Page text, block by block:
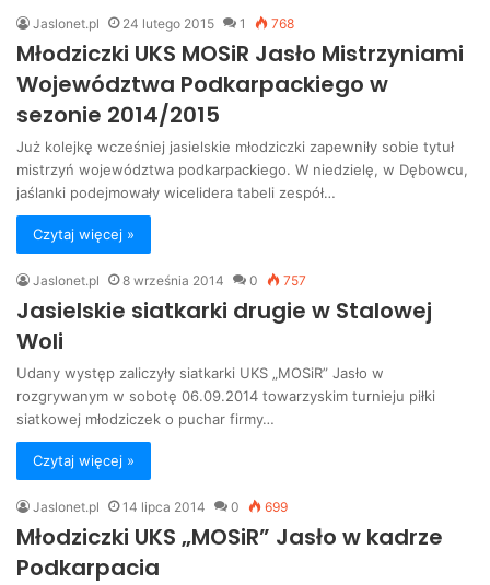
Jaslonet.pl 24 lutego 2015 1 768
Młodziczki UKS MOSiR Jasło Mistrzyniami
Województwa Podkarpackiego w
sezonie 2014/2015
Już kolejkę wcześniej jasielskie młodziczki zapewniły sobie tytuł
mistrzyń województwa podkarpackiego. W niedzielę, w Dębowcu,
jaślanki podejmowały wicelidera tabeli zespół…
Czytaj więcej »
Jaslonet.pl 8 września 2014 0 757
Jasielskie siatkarki drugie w Stalowej
Woli
Udany występ zaliczyły siatkarki UKS „MOSiR” Jasło w
rozgrywanym w sobotę 06.09.2014 towarzyskim turnieju piłki
siatkowej młodziczek o puchar firmy…
Czytaj więcej »
Jaslonet.pl 14 lipca 2014 0 699
Młodziczki UKS „MOSiR” Jasło w kadrze
Podkarpacia